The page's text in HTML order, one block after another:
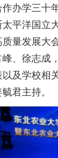
办学三十
太平洋国立
量发展大
、徐志成
及学校相
君主持。